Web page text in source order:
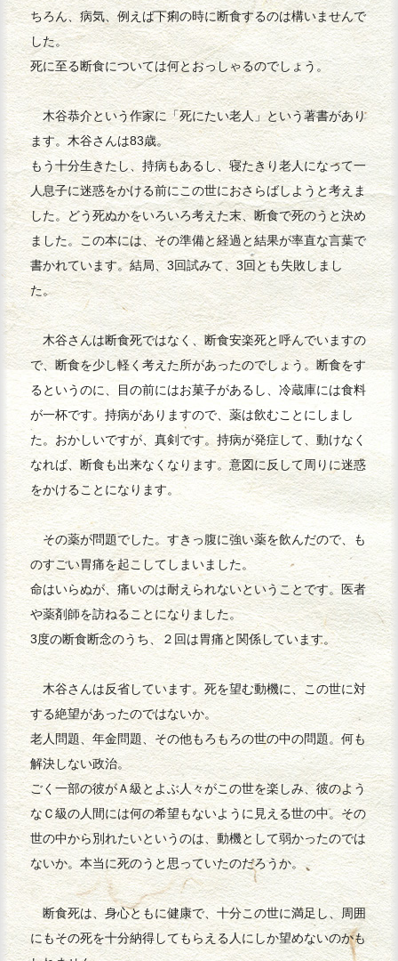
ちろん、病気、例えば下痢の時に断食するのは構いませんで
した。
死に至る断食については何とおっしゃるのでしょう。
木谷恭介という作家に「死にたい老人」という著書があり
ます。木谷さんは83歳。
もう十分生きたし、持病もあるし、寝たきり老人になって一
人息子に迷惑をかける前にこの世におさらばしようと考えま
した。どう死ぬかをいろいろ考えた末、断食で死のうと決め
ました。この本には、その準備と経過と結果が率直な言葉で
書かれています。結局、3回試みて、3回とも失敗しまし
た。
木谷さんは断食死ではなく、断食安楽死と呼んでいますの
で、断食を少し軽く考えた所があったのでしょう。断食をす
るというのに、目の前にはお菓子があるし、冷蔵庫には食料
が一杯です。持病がありますので、薬は飲むことにしまし
た。おかしいですが、真剣です。持病が発症して、動けなく
なれば、断食も出来なくなります。意図に反して周りに迷惑
をかけることになります。
その薬が問題でした。すきっ腹に強い薬を飲んだので、も
のすごい胃痛を起こしてしまいました。
命はいらぬが、痛いのは耐えられないということです。医者
や薬剤師を訪ねることになりました。
3度の断食断念のうち、２回は胃痛と関係しています。
木谷さんは反省しています。死を望む動機に、この世に対
する絶望があったのではないか。
老人問題、年金問題、その他もろもろの世の中の問題。何も
解決しない政治。
ごく一部の彼がＡ級とよぶ人々がこの世を楽しみ、彼のよう
なＣ級の人間には何の希望もないように見える世の中。その
世の中から別れたいというのは、動機として弱かったのでは
ないか。本当に死のうと思っていたのだろうか。
断食死は、身心ともに健康で、十分この世に満足し、周囲
にもその死を十分納得してもらえる人にしか望めないのかも